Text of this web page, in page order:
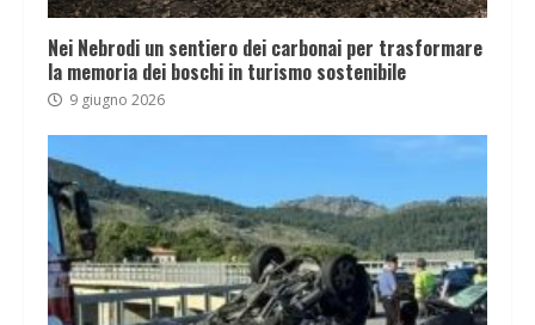
Nei Nebrodi un sentiero dei carbonai per trasformare
la memoria dei boschi in turismo sostenibile
9 giugno 2026